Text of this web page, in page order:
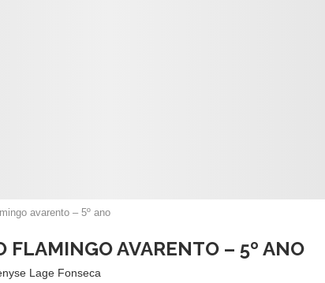
avarento – 5º ano
FLAMINGO AVARENTO – 5º ANO
Lage Fonseca